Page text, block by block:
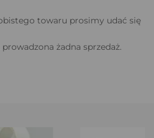
towaru prosimy udać się
żadna sprzedaż.